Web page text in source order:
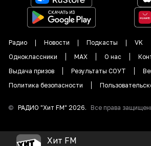
Радио Новости Подкасты
VK
Одноклассники
MAX О нас
Выдача призов
Результаты СОУТ
Политика безопасности
© РАДИО "Хит FM" 2026. Все права
Хит FM